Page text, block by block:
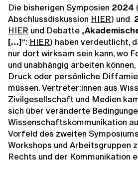
Die bisherigen Symposien 2024
Abschlussdiskussion HIER) und
HIER und Debatte „
[…]“: HIER) haben verdeutlicht,
nur dort wirksam sein kann, wo
und unabhängig arbeiten
Druck oder persönliche
müssen. Vertreter:innen aus
Zivilgesellschaft und Medien
sich über veränderte
Wissenschaftskommunikation
Vorfeld des zweiten
Workshops und Arbeitsgruppen
Rechts und der Kommunikation